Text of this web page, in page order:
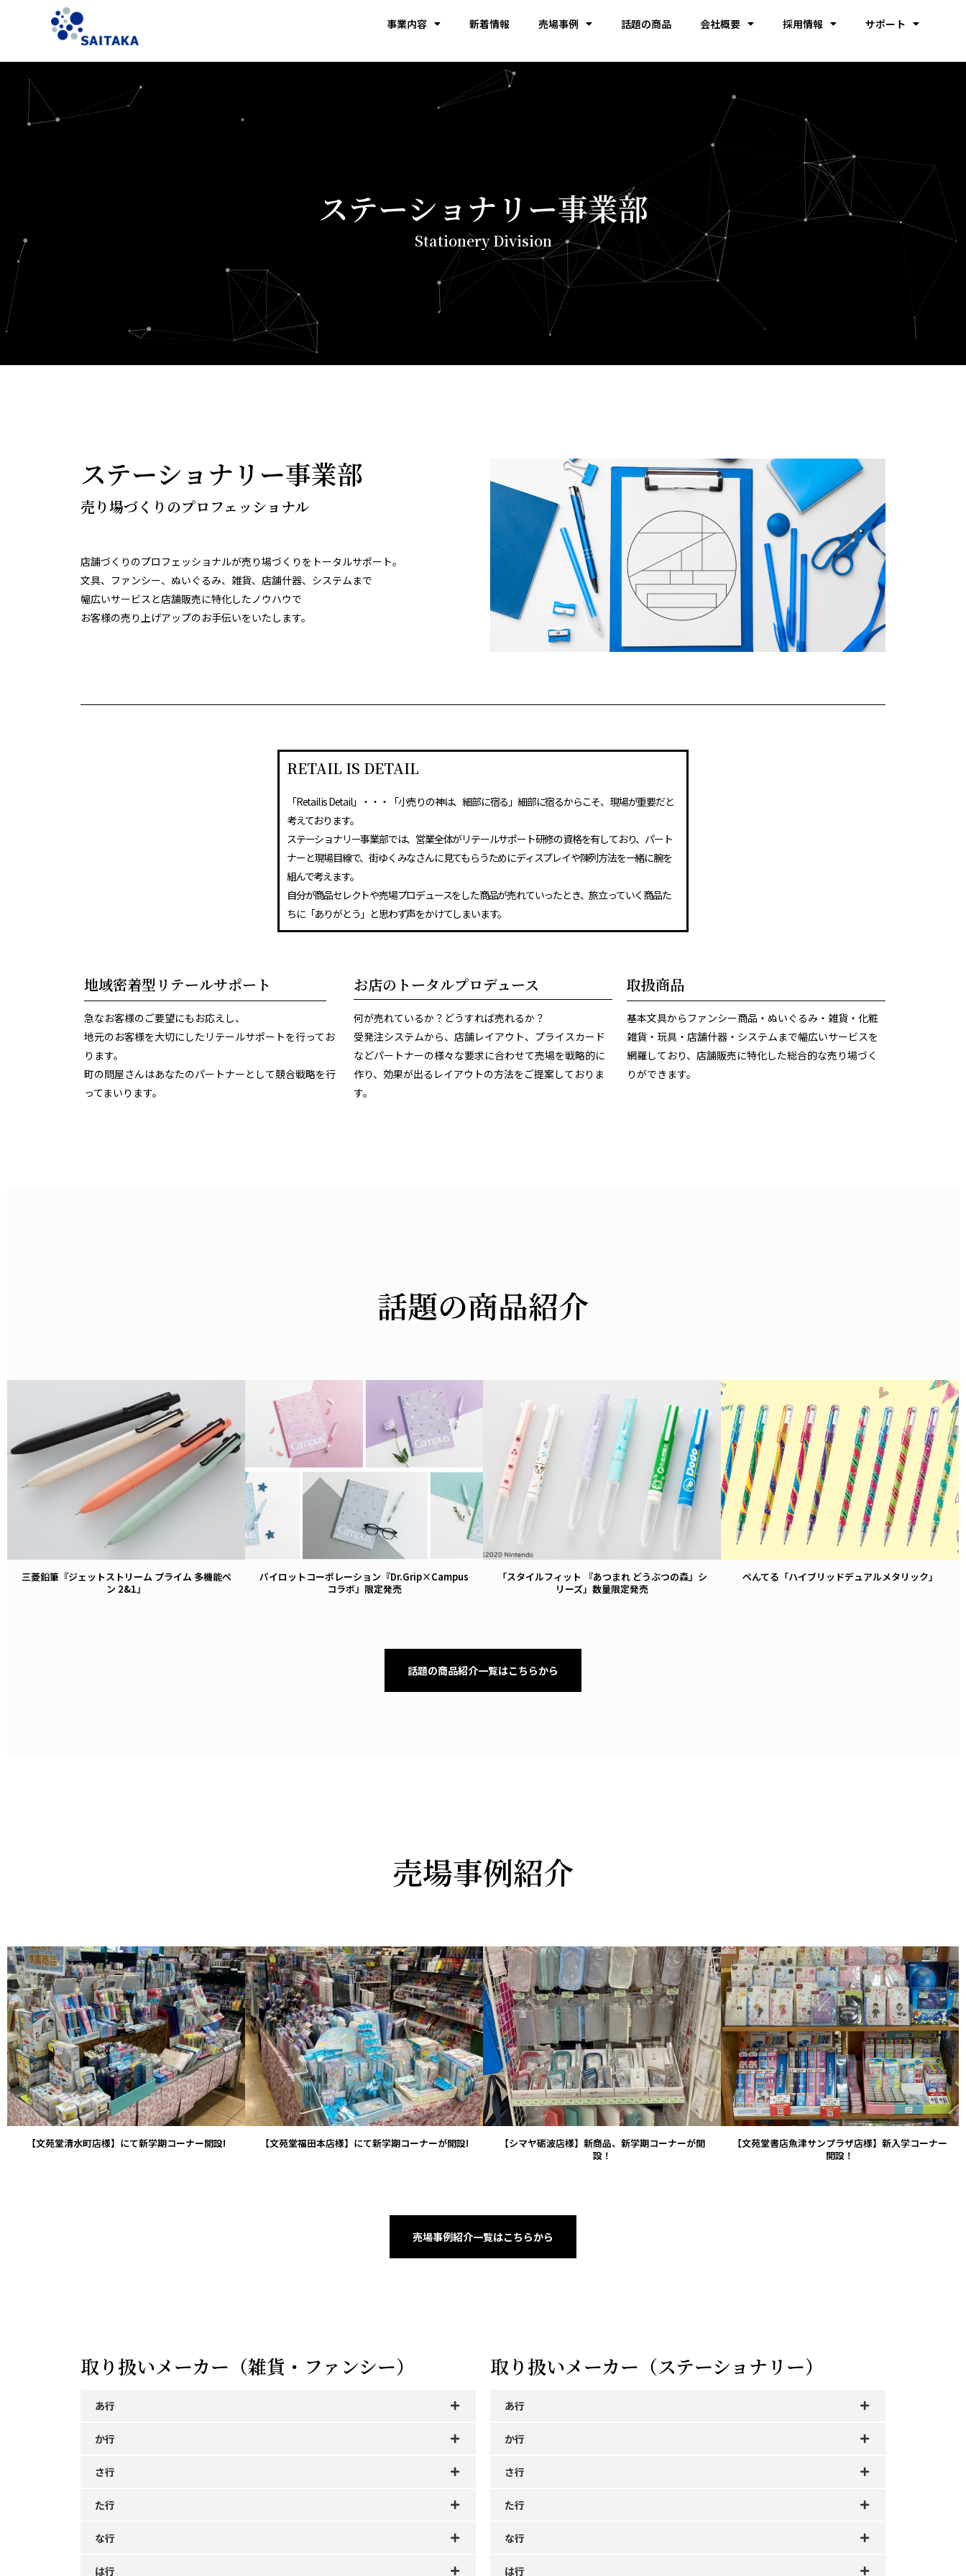
事業内容 新着情報 売場事例 話題の商品 会社概要 採用情報 サポート
ステーショナリー事業部
Stationery Division
ステーショナリー事業部
売り場づくりのプロフェッショナル
店舗づくりのプロフェッショナルが売り場づくりをトータルサポート。
文具、ファンシー、ぬいぐるみ、雑貨、店舗什器、システムまで
幅広いサービスと店舗販売に特化したノウハウで
お客様の売り上げアップのお手伝いをいたします。
RETAIL IS DETAIL
「Retail is Detail」・・・「小売りの神は、細部に宿る」細部に宿るからこそ、現場が重要だと
考えております。
ステーショナリー事業部では、営業全体がリテールサポート研修の資格を有しており、パート
ナーと現場目線で、街ゆくみなさんに見てもらうためにディスプレイや陳列方法を一緒に腕を
組んで考えます。
自分が商品セレクトや売場プロデュースをした商品が売れていったとき、旅立っていく商品た
ちに「ありがとう」と思わず声をかけてしまいます。
地域密着型リテールサポート
急なお客様のご要望にもお応えし、
地元のお客様を大切にしたリテールサポートを行ってお
ります。
町の問屋さんはあなたのパートナーとして競合戦略を行
ってまいります。
お店のトータルプロデュース
何が売れているか？どうすれば売れるか？
受発注システムから、店舗レイアウト、プライスカード
などパートナーの様々な要求に合わせて売場を戦略的に
作り、効果が出るレイアウトの方法をご提案しておりま
す。
取扱商品
基本文具からファンシー商品・ぬいぐるみ・雑貨・化粧
雑貨・玩具・店舗什器・システムまで幅広いサービスを
網羅しており、店舗販売に特化した総合的な売り場づく
りができます。
話題の商品紹介
VIEW
三菱鉛筆『ジェットストリーム プライム 多機能ペ
ン 2&1』
VIEW
パイロットコーポレーション『Dr.Grip×Campus
コラボ』限定発売
「スタイルフィット 『あつまれ どうぶつの森』シ
リーズ」数量限定発売
ぺんてる「ハイブリッドデュアルメタリック」
話題の商品紹介一覧はこちらから
売場事例紹介
VIEW
【文苑堂清水町店様】にて新学期コーナー開設!
VIEW
【文苑堂福田本店様】にて新学期コーナーが開設!
VIEW
【シマヤ砺波店様】新商品、新学期コーナーが開
設！
VIEW
【文苑堂書店魚津サンプラザ店様】新入学コーナー
開設！
売場事例紹介一覧はこちらから
取り扱いメーカー（雑貨・ファンシー）
あ行
か行
さ行
た行
な行
は行
取り扱いメーカー（ステーショナリー）
あ行
か行
さ行
た行
な行
は行